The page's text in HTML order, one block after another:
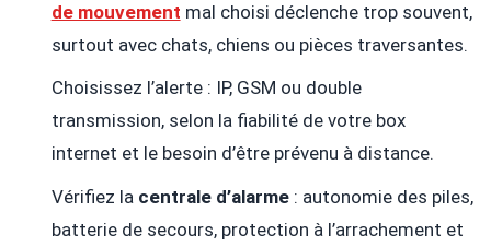
de mouvement mal choisi déclenche trop souvent,
surtout avec chats, chiens ou pièces traversantes.
Choisissez l’alerte : IP, GSM ou double
transmission, selon la fiabilité de votre box
internet et le besoin d’être prévenu à distance.
Vérifiez la centrale d’alarme: autonomie des piles,
batterie de secours, protection à l’arrachement et